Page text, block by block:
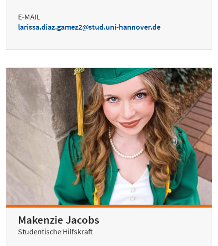
E-MAIL
larissa.diaz.gamez2
stud.uni-hannover.de
Makenzie Jacobs
Studentische Hilfskraft